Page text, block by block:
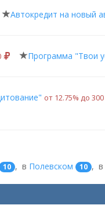
Автокредит на новый
Программа "Твои
от 12.75% до
10 , в Полевском 10 , в